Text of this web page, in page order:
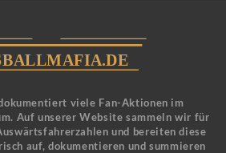
viele Fan-Aktionen im
Auf unserer Website sammeln wir für
und bereiten diese
auf, dokumentieren und summieren